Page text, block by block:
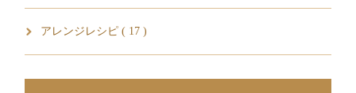
アレンジレシピ ( 17 )